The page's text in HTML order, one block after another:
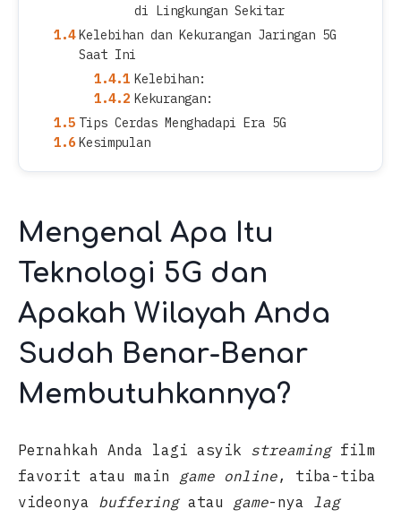
di Lingkungan Sekitar
Kelebihan dan Kekurangan Jaringan 5G
Saat Ini
Kelebihan:
Kekurangan:
Tips Cerdas Menghadapi Era 5G
Kesimpulan
Mengenal Apa Itu
Teknologi 5G dan
Apakah Wilayah Anda
Sudah Benar-Benar
Membutuhkannya?
Pernahkah Anda lagi asyik streamingfilm
favorit atau main game online, tiba-tiba
videonya bufferingatau game-nya lag